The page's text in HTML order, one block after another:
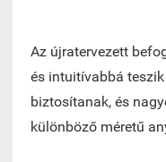
Az újratervezett
és intuitívabbá
biztosítanak, és
különböző méretű